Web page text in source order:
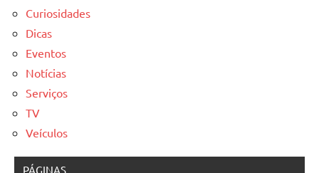
Curiosidades
Dicas
Eventos
Notícias
Serviços
TV
Veículos
PÁGINAS